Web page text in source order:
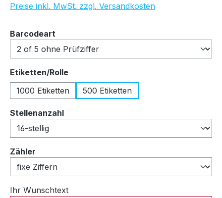
Preise inkl. MwSt. zzgl. Versandkosten
Barcodeart
Etiketten/Rolleauswählen
1000 Etiketten
500 Etiketten
Stellenanzahlauswählen
Zähler
Ihr Wunschtext